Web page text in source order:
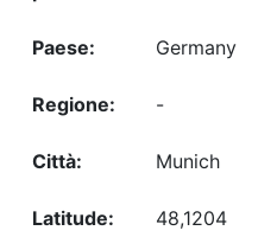
Germany
-
Munich
48,1204